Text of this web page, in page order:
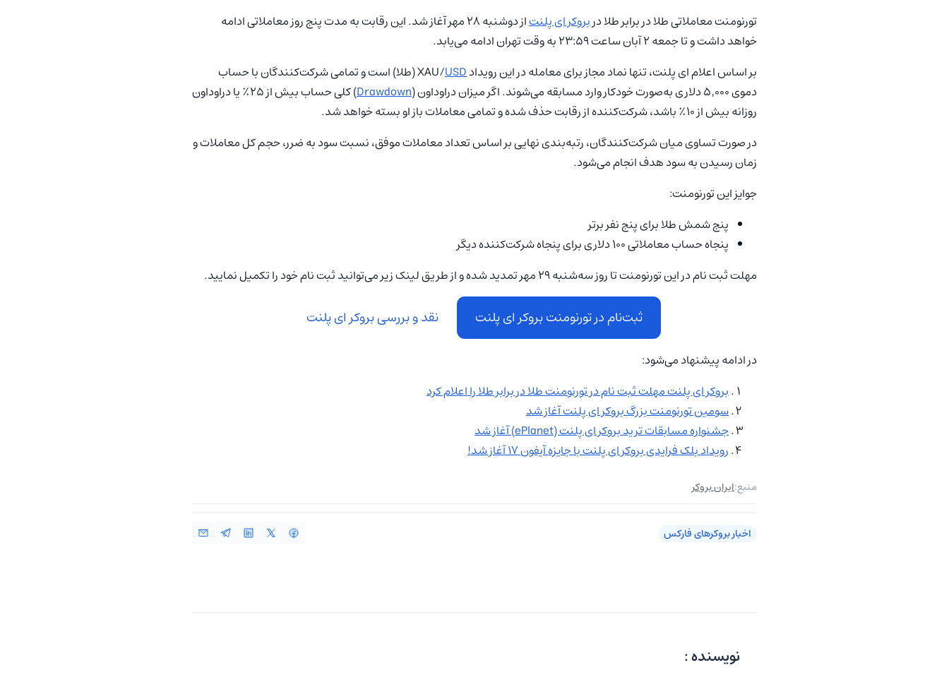
تورنومنت معاملاتی طلا در برابر طلا دربروکر ای پلنت
از دوشنبه ۲۸ مهر آغاز شد. این رقابت به‌ مدت پنج روز معاملاتی ادامه
خواهد داشت و تا جمعه ۲ آبان ساعت ۲۳:۵۹ به وقت تهران ادامه می‌یابد.
بر اساس اعلام ای پلنت، تنها نماد مجاز برای معامله در این رویداد XAU/USD
(طلا) است و تمامی شرکت‌کنندگان با حساب
دموی ۵٬۰۰۰ دلاری به‌صورت خودکار وارد مسابقه می‌شوند. اگر میزان دراوداون (
Drawdown
) کلی حساب بیش از ۲۵٪ یا دراوداون
روزانه بیش از ۱۰٪ باشد، شرکت‌کننده از رقابت حذف شده و تمامی معاملات باز او بسته خواهد شد.
در صورت تساوی میان شرکت‌کنندگان، رتبه‌بندی نهایی بر اساس تعداد معاملات موفق، نسبت سود به ضرر، حجم کل معاملات و
زمان رسیدن به سود هدف انجام می‌شود.
جوایز این تورنومنت:
پنج شمش طلا برای پنج نفر برتر
پنجاه حساب معاملاتی ۱۰۰ دلاری برای پنجاه شرکت‌کننده دیگر
مهلت ثبت نام در این تورنومنت تا روز سه‌شنبه ۲۹ مهر تمدید شده و از طریق لینک زیر می‌توانید ثبت نام خود را تکمیل نمایید.
ثبت‌نام در تورنومنت بروکر ای پلنت نقد و بررسی بروکر ای پلنت
در ادامه پیشنهاد می‌شود:
بروکر ای پلنت مهلت ثبت نام در تورنومنت طلا در برابر طلا را اعلام کرد
سومین تورنومنت بزرگ بروکر ای‌ پلنت آغاز شد
جشنواره مسابقات ترید بروکر ای پلنت (ePlanet) آغاز شد
رویداد بلک فرایدی بروکر ای پلنت با جایزه آیفون ۱۷ آغاز شد!
منبع:ایران بروکر
اخبار بروکرهای فارکس
نویسنده :